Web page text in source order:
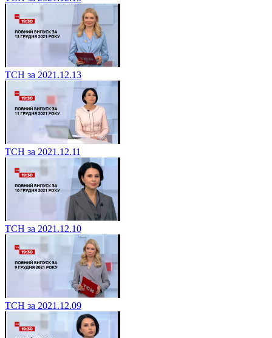
ТСН за 2021.12.13
ТСН за 2021.12.11
ТСН за 2021.12.10
ТСН за 2021.12.09